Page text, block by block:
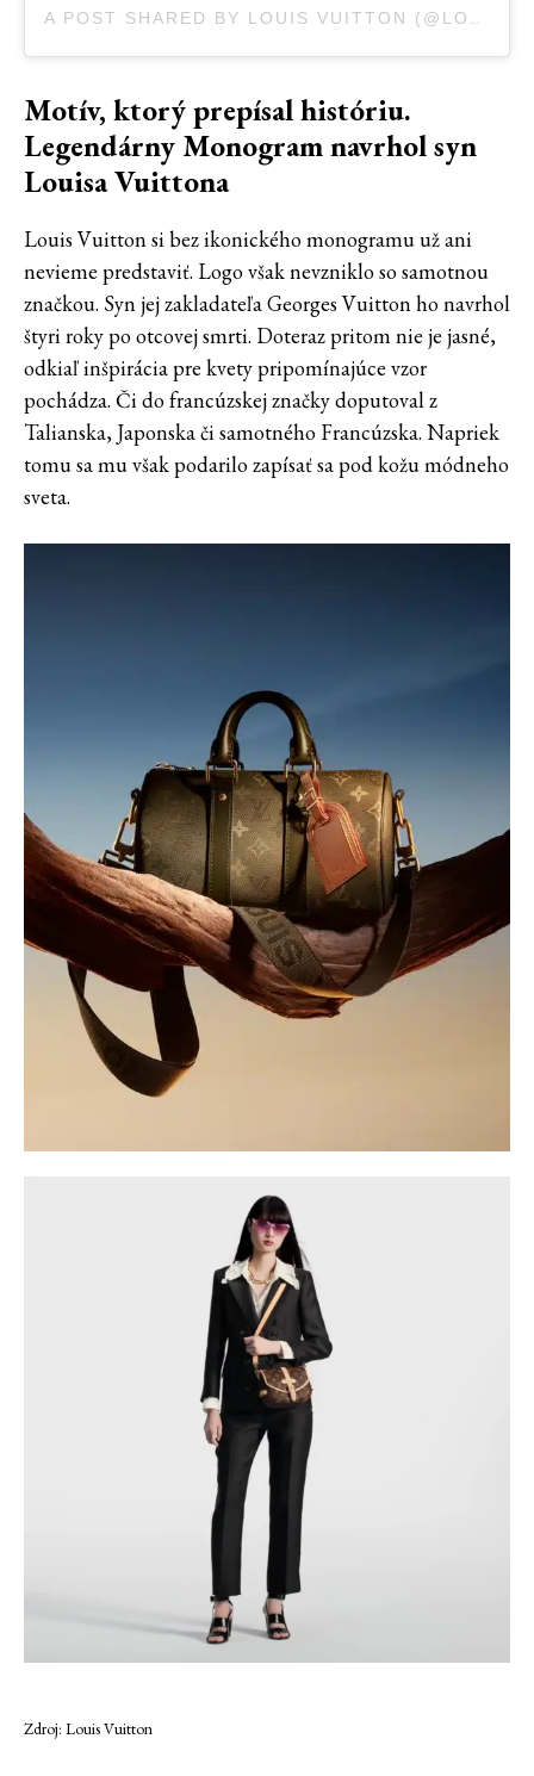
A POST SHARED BY LOUIS VUITTON (@LOUISVUITTON)
Motív, ktorý prepísal históriu.
Legendárny Monogram navrhol syn
Louisa Vuittona
Louis Vuitton si bez ikonického monogramu už ani
nevieme predstaviť. Logo však nevzniklo so samotnou
značkou. Syn jej zakladateľa Georges Vuitton ho navrhol
štyri roky po otcovej smrti. Doteraz pritom nie je jasné,
odkiaľ inšpirácia pre kvety pripomínajúce vzor
pochádza. Či do francúzskej značky doputoval z
Talianska, Japonska či samotného Francúzska. Napriek
tomu sa mu však podarilo zapísať sa pod kožu módneho
sveta.
Zdroj: Louis Vuitton